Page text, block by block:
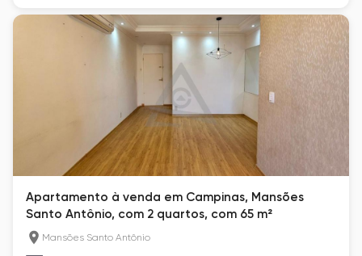
Apartamento à venda em Campinas, Mansões
Santo Antônio, com 2 quartos, com 65 m²
Mansões Santo Antônio